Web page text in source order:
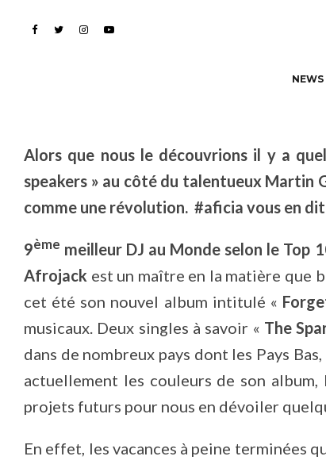
NEWS
révolutionnaires !
Alors que nous le découvrions il y a
speakers » au côté du talentueux Martin
comme une révolution. #aficia vous en dit
9ème meilleur DJ au Monde selon le Top
Afrojack est un maître en la matière que
cet été son nouvel album intitulé «
musicaux. Deux singles à savoir « The
dans de nombreux pays dont les Pays Bas,
actuellement les couleurs de son
projets futurs pour nous en dévoiler
En effet, les vacances à peine terminées